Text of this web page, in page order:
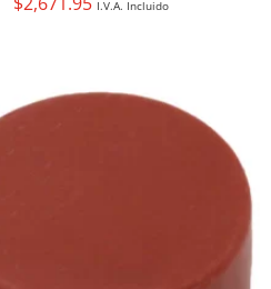
I.V.A. Incluido